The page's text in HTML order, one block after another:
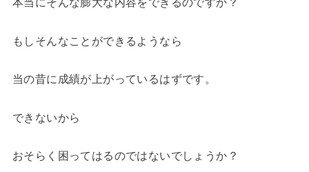
もしそんなことができるようなら
当の昔に成績が上がっているはずです。
できないから
おそらく困ってはるのではないでしょうか？